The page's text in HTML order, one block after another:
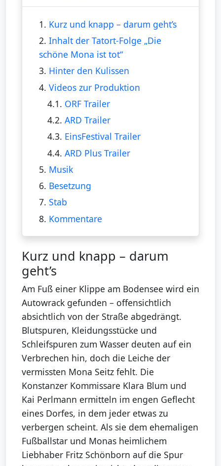
1. Kurz und knapp – darum geht’s
2. Inhalt der Tatort-Folge „Die
schöne Mona ist tot“
3. Hinter den Kulissen
4. Videos zur Produktion
4.1. ORF Trailer
4.2.ARD Trailer
4.3. EinsFestival Trailer
4.4.ARD Plus Trailer
5. Musik
6. Besetzung
7. Stab
8. Kommentare
Kurz und knapp – darum
geht’s
Am Fuß einer Klippe am Bodensee wird ein
Autowrack gefunden – offensichtlich
absichtlich von der Straße abgedrängt.
Blutspuren, Kleidungsstücke und
Schleifspuren zum Wasser deuten auf ein
Verbrechen hin, doch die Leiche der
vermissten Mona Seitz fehlt. Die
Konstanzer Kommissare Klara Blum und
Kai Perlmann ermitteln im engen Geflecht
eines Dorfes, in dem jeder etwas zu
verbergen scheint. Als sie dem ehemaligen
Fußballstar und Monas heimlichem
Liebhaber Fritz Schönborn auf die Spur